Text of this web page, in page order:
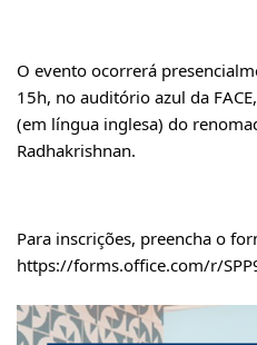
O evento ocorrerá
15h, no auditório azul da
(em língua inglesa) do
Radhakrishnan.
https://forms.office.com/r/